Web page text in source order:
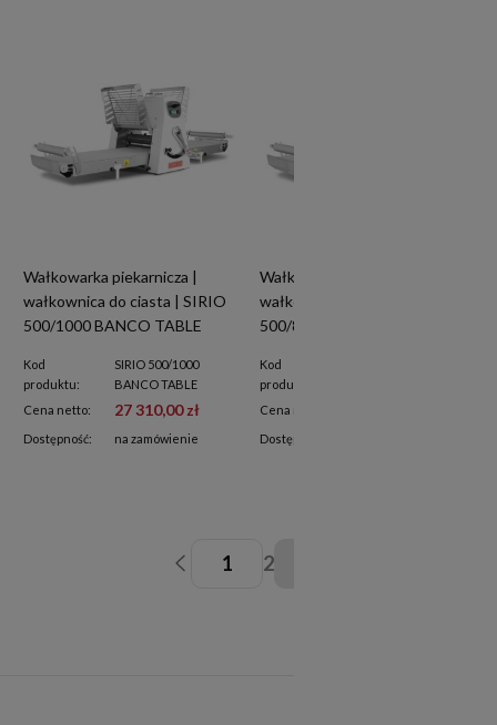
Wałkowarka piekarnicza |
wałkownica do ciasta | SIRIO
500/1000 BANCO TABLE
Kod
produktu:
SIRIO 500/1000
BANCO TABLE
Cena netto:
27 310,00 zł
Dostępność: na zamówienie
Wałkowarka piekarnicza |
wałkownica do ciasta | SIRIO
500/850 BANCO TABLE
Kod
produktu:
Cena netto:
Dostępność:
1 2